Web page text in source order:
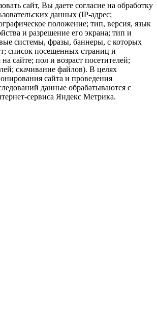
сайт, Вы даете согласие на обработку
данных (IP-адрес;
положение; тип, версия, язык
и разрешение его экрана; тип и
системы, фразы, баннеры, с которых
список посещенных страниц и
сайте; пол и возраст посетителей;
скачивание файлов). В целях
сайта и проведения
данные обрабатываются с
сервиса Яндекс Метрика.